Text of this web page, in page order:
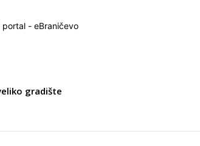
portal - eBraničevo
gradište